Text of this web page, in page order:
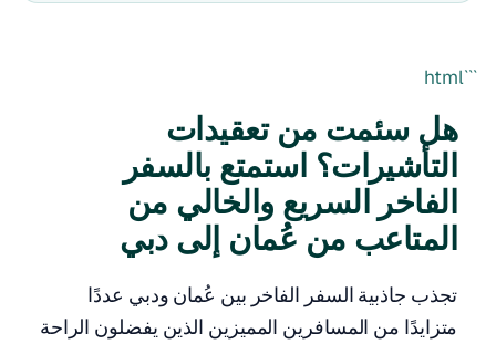
```html
هل سئمت من تعقيدات
التأشيرات؟ استمتع بالسفر
الفاخر السريع والخالي من
المتاعب من عُمان إلى دبي
تجذب جاذبية السفر الفاخر بين عُمان ودبي عددًا
متزايدًا من المسافرين المميزين الذين يفضلون الراحة